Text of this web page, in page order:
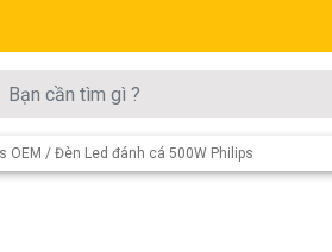
OEM / Đèn Led đánh cá 500W Philips